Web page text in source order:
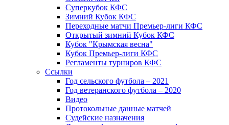
Суперкубок КФС
Зимний Кубок КФС
Переходные матчи Премьер-лиги КФС
Открытый зимний Кубок КФС
Кубок "Крымская весна"
Кубок Премьер-лиги КФС
Регламенты турниров КФС
Ссылки
Год сельского футбола – 2021
Год ветеранского футбола – 2020
Видео
Протокольные данные матчей
Судейские назначения